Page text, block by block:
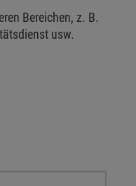
Bereichen, z. B.
usw.